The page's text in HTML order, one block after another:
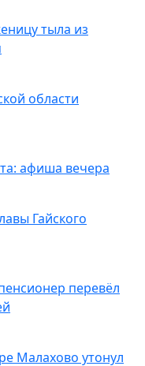
тыла из
области
афиша вечера
Гайского
перевёл
Малахово утонул